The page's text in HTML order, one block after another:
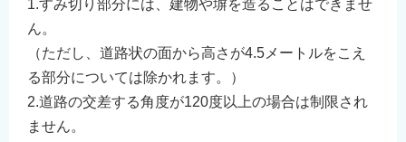
1.すみ切り部分には、建物や塀を造ることはできませ
ん。
（ただし、道路状の面から高さが4.5メートルをこえ
る部分については除かれます。）
2.道路の交差する角度が120度以上の場合は制限され
ません。